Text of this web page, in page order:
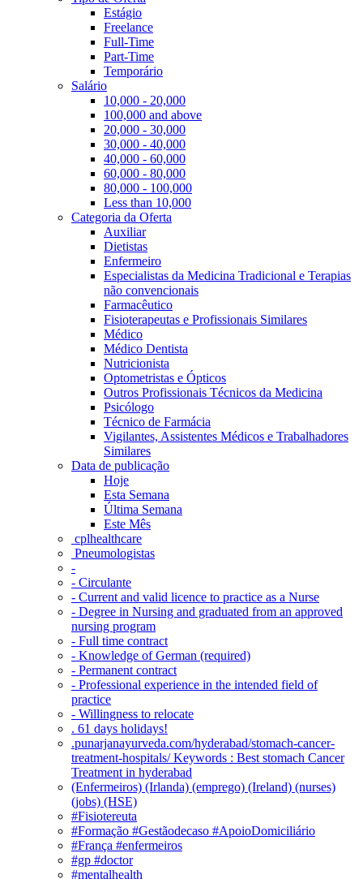
Estágio
Freelance
Full-Time
Part-Time
Temporário
Salário
10,000 - 20,000
100,000 and above
20,000 - 30,000
30,000 - 40,000
40,000 - 60,000
60,000 - 80,000
80,000 - 100,000
Less than 10,000
Categoria da Oferta
Auxiliar
Dietistas
Enfermeiro
Especialistas da Medicina Tradicional e Terapias
não convencionais
Farmacêutico
Fisioterapeutas e Profissionais Similares
Médico
Médico Dentista
Nutricionista
Optometristas e Ópticos
Outros Profissionais Técnicos da Medicina
Psicólogo
Técnico de Farmácia
Vigilantes, Assistentes Médicos e Trabalhadores
Similares
Data de publicação
Hoje
Esta Semana
Última Semana
Este Mês
‎ cplhealthcare‬
Pneumologistas
-
- Circulante
- Current and valid licence to practice as a Nurse
- Degree in Nursing and graduated from an approved
nursing program
- Full time contract
- Knowledge of German (required)
- Permanent contract
- Professional experience in the intended field of
practice
- Willingness to relocate
. 61 days holidays!
.punarjanayurveda.com/hyderabad/stomach-cancer-
treatment-hospitals/ Keywords : Best stomach Cancer
Treatment in hyderabad
(Enfermeiros) (Irlanda) (emprego) (Ireland) (nurses)
(jobs) (HSE)
#Fisiotereuta
#Formação #Gestãodecaso #ApoioDomiciliário
#França #enfermeiros
#gp #doctor
#mentalhealth